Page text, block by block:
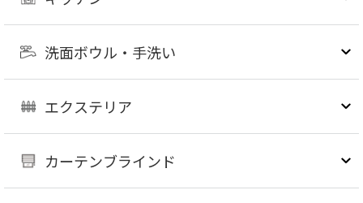
洗面ボウル・手洗い
エクステリア
カーテンブラインド